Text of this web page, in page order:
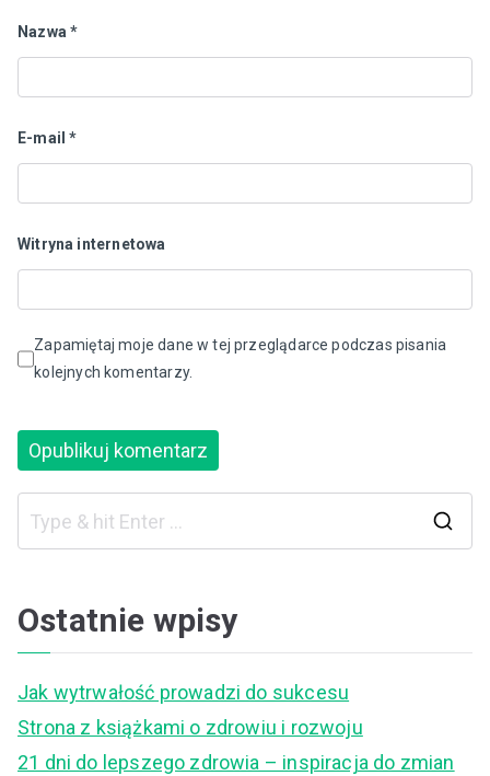
Nazwa*
E-mail*
Witryna internetowa
Zapamiętaj moje dane w tej przeglądarce podczas pisania
kolejnych komentarzy.
Ostatnie wpisy
Jak wytrwałość prowadzi do sukcesu
Strona z książkami o zdrowiu i rozwoju
21 dni do lepszego zdrowia – inspiracja do zmian